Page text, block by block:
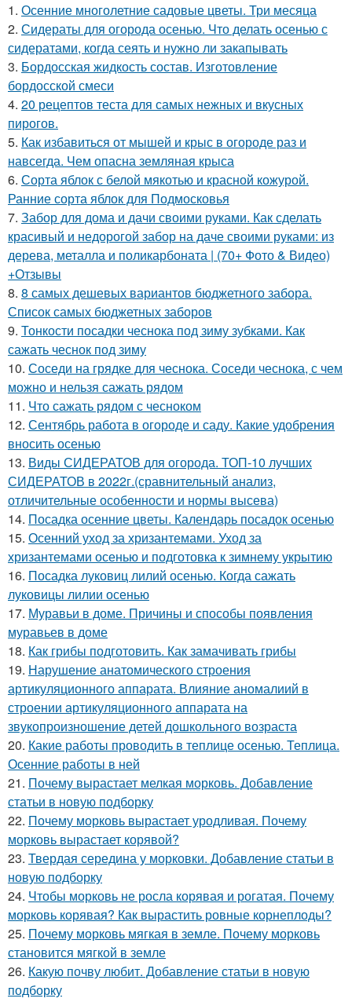
1. Осенние многолетние садовые цветы. Три месяца
2. Сидераты для огорода осенью. Что делать осенью с
сидератами, когда сеять и нужно ли закапывать
3. Бордосская жидкость состав. Изготовление
бордосской смеси
4. 20 рецептов теста для самых нежных и вкусных
пирогов.
5. Как избавиться от мышей и крыс в огороде раз и
навсегда. Чем опасна земляная крыса
6. Сорта яблок с белой мякотью и красной кожурой.
Ранние сорта яблок для Подмосковья
7. Забор для дома и дачи своими руками. Как сделать
красивый и недорогой забор на даче своими руками: из
дерева, металла и поликарбоната | (70+ Фото & Видео)
+Отзывы
8. 8 самых дешевых вариантов бюджетного забора.
Список самых бюджетных заборов
9. Тонкости посадки чеснока под зиму зубками. Как
сажать чеснок под зиму
10. Соседи на грядке для чеснока. Соседи чеснока, с чем
можно и нельзя сажать рядом
11. Что сажать рядом с чесноком
12. Сентябрь работа в огороде и саду. Какие удобрения
вносить осенью
13. Виды СИДЕРАТОВ для огорода. ТОП-10 лучших
СИДЕРАТОВ в 2022г.(сравнительный анализ,
отличительные особенности и нормы высева)
14. Посадка осенние цветы. Календарь посадок осенью
15. Осенний уход за хризантемами. Уход за
хризантемами осенью и подготовка к зимнему укрытию
16. Посадка луковиц лилий осенью. Когда сажать
луковицы лилии осенью
17. Муравьи в доме. Причины и способы появления
муравьев в доме
18. Как грибы подготовить. Как замачивать грибы
19. Нарушение анатомического строения
артикуляционного аппарата. Влияние аномалиий в
строении артикуляционного аппарата на
звукопроизношение детей дошкольного возраста
20. Какие работы проводить в теплице осенью. Теплица.
Осенние работы в ней
21. Почему вырастает мелкая морковь. Добавление
статьи в новую подборку
22. Почему морковь вырастает уродливая. Почему
морковь вырастает корявой?
23. Твердая середина у морковки. Добавление статьи в
новую подборку
24. Чтобы морковь не росла корявая и рогатая. Почему
морковь корявая? Как вырастить ровные корнеплоды?
25. Почему морковь мягкая в земле. Почему морковь
становится мягкой в земле
26. Какую почву любит. Добавление статьи в новую
подборку